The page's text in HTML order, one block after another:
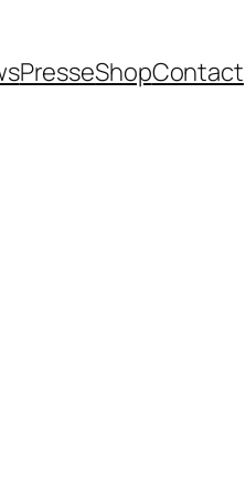
PresseShopContact